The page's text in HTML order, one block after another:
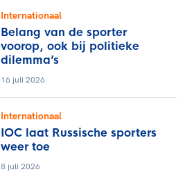
Internationaal
Belang van de sporter
voorop, ook bij politieke
dilemma’s
16 juli 2026
Internationaal
IOC laat Russische sporters
weer toe
8 juli 2026